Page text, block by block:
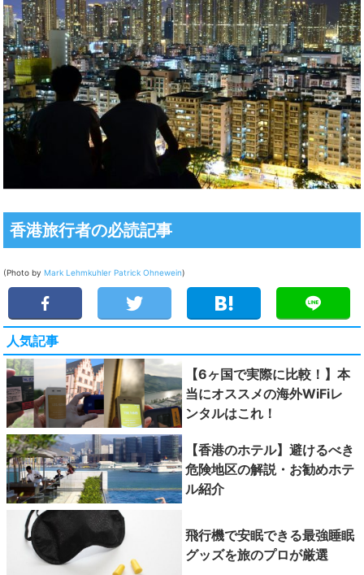
香港旅行者の必読記事
(Photo by Mark Lehmkuhler Patrick Ohnewein)
人気記事
【6ヶ国で実際に比較！】本
当にオススメの海外WiFiレ
ンタルはこれ！
【香港のホテル】避けるべき
危険地区の解説・お勧めホテ
ル紹介
飛行機で安眠できる最強睡眠
グッズを旅のプロが厳選